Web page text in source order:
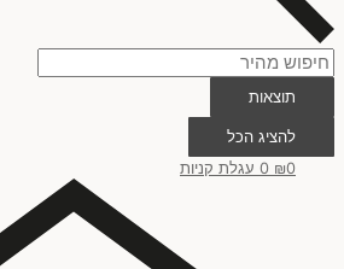
תוצאות
להציג הכל
₪0
0 עגלת קניות